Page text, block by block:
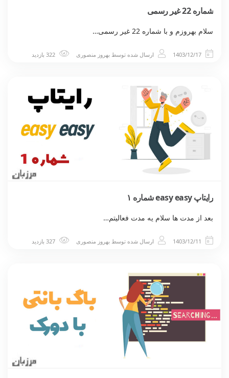
شماره 22 غیر رسمی
سلام بهروزم و با شماره 22 غیر رسمی…
1403/12/17 ارسال شده توسط بهروز منصوری
رایتاپ easy easy شماره ۱
بعد از مدت ها سلام یه مدت فعالیتم…
1403/12/11 ارسال شده توسط بهروز منصوری